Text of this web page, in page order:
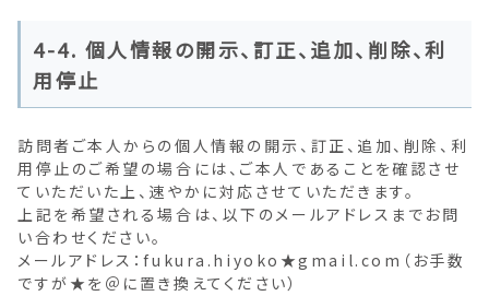
4-4. 個人情報の開示、訂正、追加、削除、利
用停止
訪問者ご本人からの個人情報の開示、訂正、追加、削除、利
用停止のご希望の場合には、ご本人であることを確認させ
ていただいた上、速やかに対応させていただきます。
上記を希望される場合は、以下のメールアドレスまでお問
い合わせください。
メールアドレス：fukura.hiyoko★gmail.com（お手数
ですが★を＠に置き換えてください）